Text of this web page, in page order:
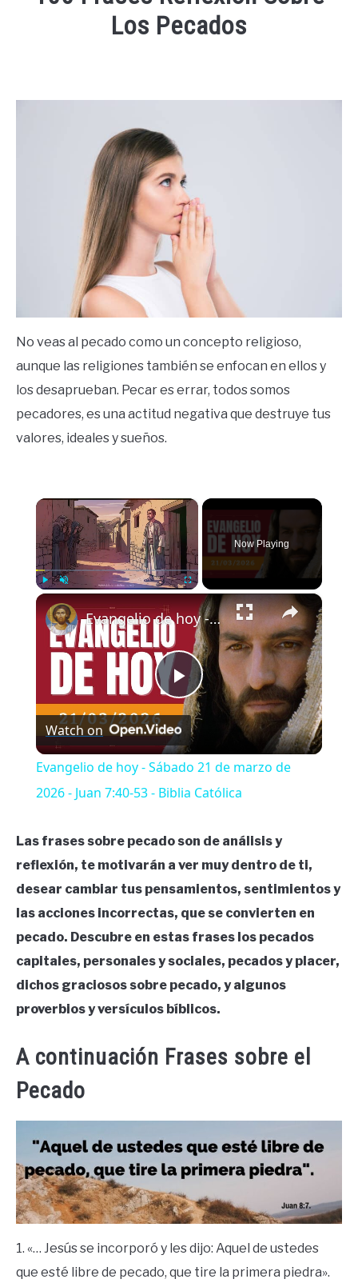
Los Pecados
No veas al pecado como un concepto religioso,
aunque las religiones también se enfocan en ellos y
los desaprueban. Pecar es errar, todos somos
pecadores, es una actitud negativa que destruye tus
valores, ideales y sueños.
×
Fullscreen
Now Playing
×
Play
Video
Evangelio de hoy - Sábado 21 de marzo de 2026 - Juan 7:40-53 - Biblia Católica
Watch on
Evangelio de hoy - Sábado 21 de marzo de
2026 - Juan 7:40-53 - Biblia Católica
Las frases sobre pecado son de análisis y
reflexión, te motivarán a ver muy dentro de ti,
desear cambiar tus pensamientos, sentimientos y
las acciones incorrectas, que se convierten en
pecado. Descubre en estas frases los pecados
capitales, personales y sociales, pecados y placer,
dichos graciosos sobre pecado, y algunos
proverbios y versículos bíblicos.
A continuación Frases sobre el
Pecado
1. «… Jesús se incorporó y les dijo: Aquel de ustedes
que esté libre de pecado, que tire la primera piedra».